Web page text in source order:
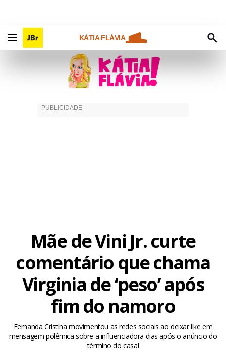
KÁTIA FLÁVIA
Mãe de Vini Jr. curte
comentário que chama
Virginia de ‘peso’ após
fim do namoro
Fernanda Cristina movimentou as redes sociais ao deixar like em
mensagem polêmica sobre a influenciadora dias após o anúncio do
término do casal